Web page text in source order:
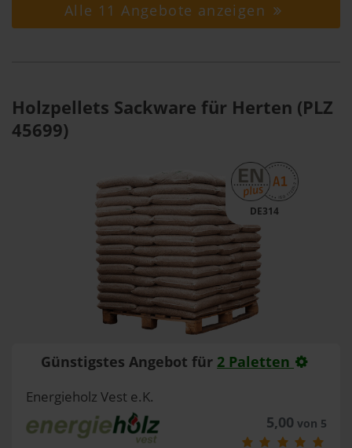
Alle 11 Angebote anzeigen
Holzpellets Sackware für Herten (PLZ
45699)
DE314
Günstigstes Angebot für 2 Paletten
Energieholz Vest e.K.
5,00 von 5